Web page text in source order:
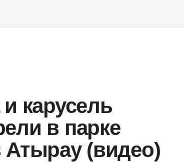
карусель
в парке
Атырау (видео)